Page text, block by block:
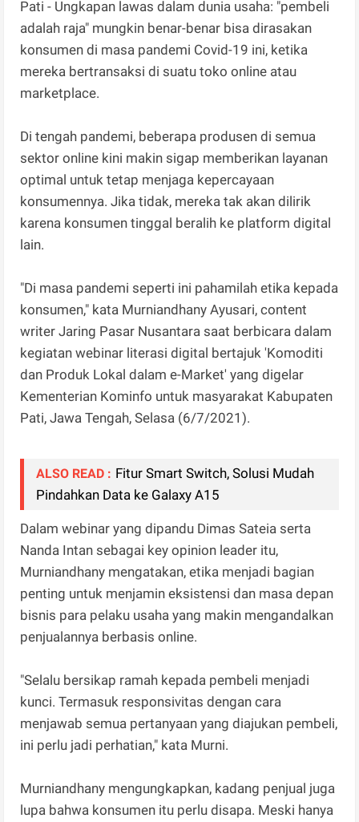
Pati - Ungkapan lawas dalam dunia usaha: "pembeli
adalah raja" mungkin benar-benar bisa dirasakan
konsumen di masa pandemi Covid-19 ini, ketika
mereka bertransaksi di suatu toko online atau
marketplace.
Di tengah pandemi, beberapa produsen di semua
sektor online kini makin sigap memberikan layanan
optimal untuk tetap menjaga kepercayaan
konsumennya. Jika tidak, mereka tak akan dilirik
karena konsumen tinggal beralih ke platform digital
lain.
"Di masa pandemi seperti ini pahamilah etika kepada
konsumen," kata Murniandhany Ayusari, content
writer Jaring Pasar Nusantara saat berbicara dalam
kegiatan webinar literasi digital bertajuk 'Komoditi
dan Produk Lokal dalam e-Market' yang digelar
Kementerian Kominfo untuk masyarakat Kabupaten
Pati, Jawa Tengah, Selasa (6/7/2021).
ALSO READ : Fitur Smart Switch, Solusi Mudah
Pindahkan Data ke Galaxy A15
Dalam webinar yang dipandu Dimas Sateia serta
Nanda Intan sebagai key opinion leader itu,
Murniandhany mengatakan, etika menjadi bagian
penting untuk menjamin eksistensi dan masa depan
bisnis para pelaku usaha yang makin mengandalkan
penjualannya berbasis online.
"Selalu bersikap ramah kepada pembeli menjadi
kunci. Termasuk responsivitas dengan cara
menjawab semua pertanyaan yang diajukan pembeli,
ini perlu jadi perhatian," kata Murni.
Murniandhany mengungkapkan, kadang penjual juga
lupa bahwa konsumen itu perlu disapa. Meski hanya